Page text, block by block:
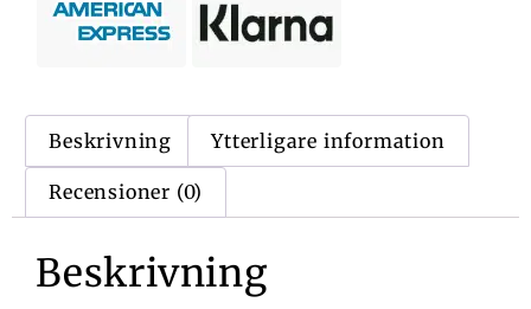
Beskrivning Ytterligare information
Recensioner (0)
Beskrivning